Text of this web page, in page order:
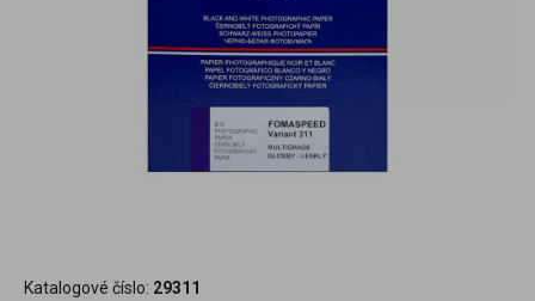
Katalogové číslo: 29311